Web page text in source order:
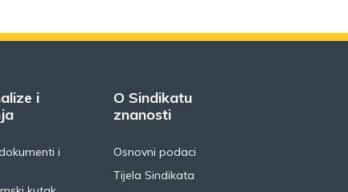
i
i
O Sindikatu
znanosti
Osnovni podaci
Tijela Sindikata